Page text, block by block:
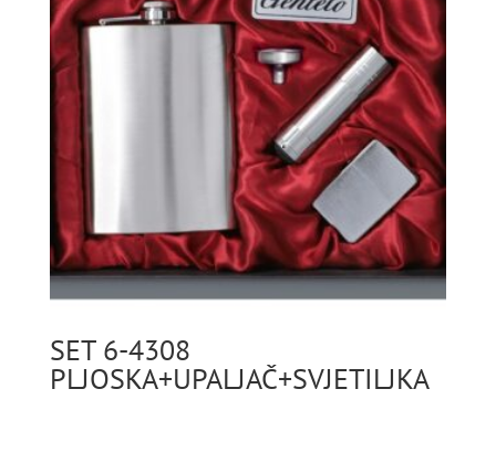
SET 6-4308
PLJOSKA+UPALJAČ+SVJETILJKA